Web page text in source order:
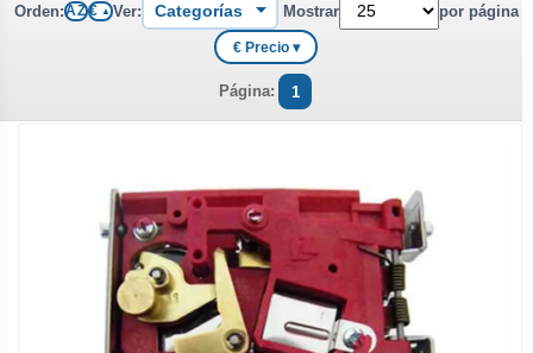
Orden:A Z € ▲ Ver: Mostrar por página
€ Precio ▾
Página: 1